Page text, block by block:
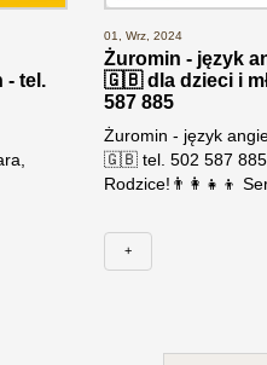
- tel.
01, Wrz, 2024
Żuromin - język
🇬🇧 dla dzieci i
587 885
Żuromin - język
🇬🇧 tel. 502 587 885
Rodzice!👨‍👩‍👧‍👦
+